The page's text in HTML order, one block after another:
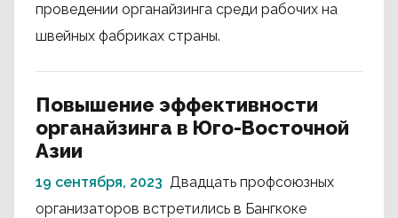
проведении органайзинга среди рабочих на
швейных фабриках страны.
Повышение эффективности
органайзинга в Юго-Восточной
Азии
19 сентября, 2023 Двадцать профсоюзных
организаторов встретились в Бангкоке